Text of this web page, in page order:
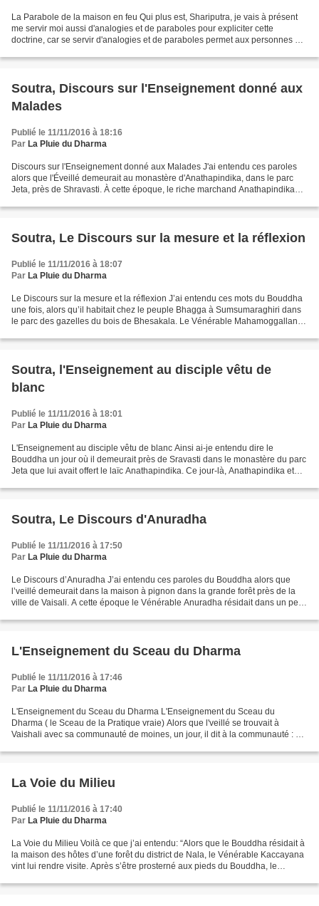
La Parabole de la maison en feu Qui plus est, Shariputra, je vais à présent
me servir moi aussi d'analogies et de paraboles pour expliciter cette
doctrine, car se servir d'analogies et de paraboles permet aux personnes de
Soutra, Discours sur l'Enseignement donné aux
Malades
Publié le 11/11/2016 à 18:16
Par La Pluie du Dharma
Discours sur l'Enseignement donné aux Malades J'ai entendu ces paroles
alors que l'Éveillé demeurait au monastère d'Anathapindika, dans le parc
Jeta, près de Shravasti. À cette époque, le riche marchand Anathapindika
Soutra, Le Discours sur la mesure et la réflexion
Publié le 11/11/2016 à 18:07
Par La Pluie du Dharma
Le Discours sur la mesure et la réflexion J’ai entendu ces mots du Bouddha
une fois, alors qu’il habitait chez le peuple Bhagga à Sumsumaraghiri dans
le parc des gazelles du bois de Bhesakala. Le Vénérable Mahamoggallana
Soutra, l'Enseignement au disciple vêtu de
blanc
Publié le 11/11/2016 à 18:01
Par La Pluie du Dharma
L'Enseignement au disciple vêtu de blanc Ainsi ai-je entendu dire le
Bouddha un jour où il demeurait près de Sravasti dans le monastère du parc
Jeta que lui avait offert le laïc Anathapindika. Ce jour-là, Anathapindika et
Soutra, Le Discours d'Anuradha
Publié le 11/11/2016 à 17:50
Par La Pluie du Dharma
Le Discours d’Anuradha J’ai entendu ces paroles du Bouddha alors que
l’veillé demeurait dans la maison à pignon dans la grande forêt près de la
ville de Vaisali. A cette époque le Vénérable Anuradha résidait dans un petit
L'Enseignement du Sceau du Dharma
Publié le 11/11/2016 à 17:46
Par La Pluie du Dharma
L'Enseignement du Sceau du Dharma L'Enseignement du Sceau du
Dharma ( le Sceau de la Pratique vraie) Alors que l'veillé se trouvait à
Vaishali avec sa communauté de moines, un jour, il dit à la communauté : «
La Voie du Milieu
Publié le 11/11/2016 à 17:40
Par La Pluie du Dharma
La Voie du Milieu Voilà ce que j’ai entendu: “Alors que le Bouddha résidait à
la maison des hôtes d’une forêt du district de Nala, le Vénérable Kaccayana
vint lui rendre visite. Après s’être prosterné aux pieds du Bouddha, le